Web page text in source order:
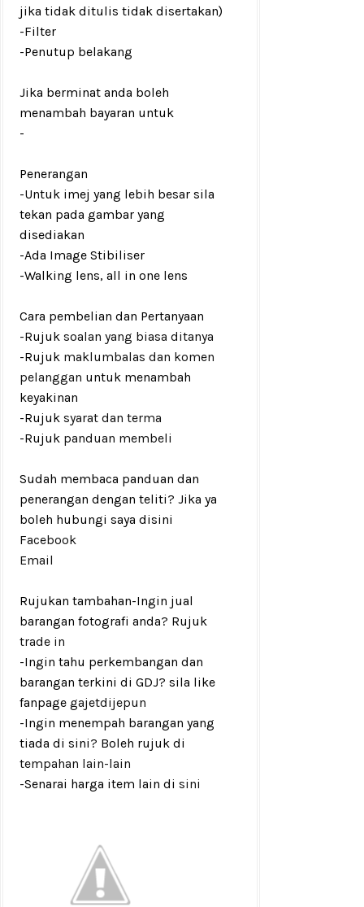
jika tidak ditulis tidak disertakan)
-Filter
-Penutup belakang
Jika berminat anda boleh
menambah bayaran untuk
-
Penerangan
-Untuk imej yang lebih besar sila
tekan pada gambar yang
disediakan
-Ada Image Stibiliser
-Walking lens, all in one lens
Cara pembelian dan Pertanyaan
-Rujuk soalan yang biasa ditanya
-Rujuk maklumbalas dan komen
pelanggan untuk menambah
keyakinan
-Rujuk syarat dan terma
-Rujuk panduan membeli
Sudah membaca panduan dan
penerangan dengan teliti? Jika ya
boleh hubungi saya disini
Facebook
Email
Rujukan tambahan-Ingin jual
barangan fotografi anda? Rujuk
trade in
-Ingin tahu perkembangan dan
barangan terkini di GDJ? sila like
fanpage gajetdijepun
-Ingin menempah barangan yang
tiada di sini? Boleh rujuk di
tempahan lain-lain
-Senarai harga item lain di sini